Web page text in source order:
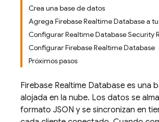
Crea una base de datos
Agrega Firebase Realtime Database a
Configurar Realtime Database Security
Configurar Firebase Realtime Database
Próximos pasos
Firebase Realtime Database es una
alojada en la nube. Los datos se
formato JSON y se sincronizan en